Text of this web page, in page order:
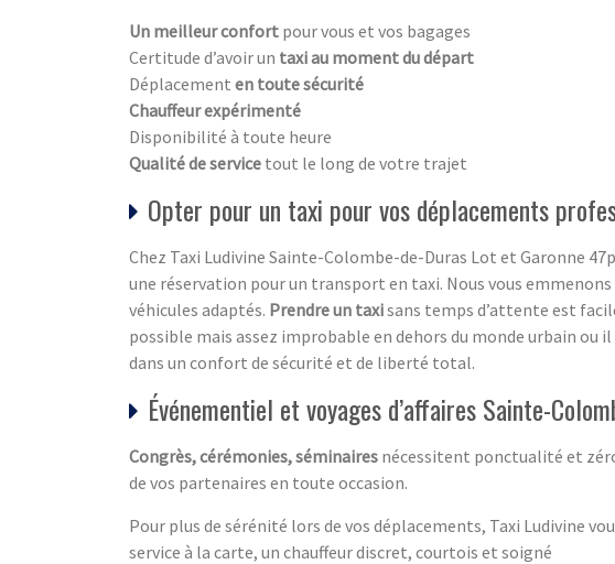
Un meilleur confort pour vous et vos bagages
Certitude d’avoir un taxi au moment du départ
Déplacement en toute sécurité
Chauffeur expérimenté
Disponibilité à toute heure
Qualité de service tout le long de votre trajet
Opter pour un taxi pour vos déplacements
Chez Taxi Ludivine Sainte-Colombe-de-Duras Lot et Garonne
une réservation pour un transport en taxi. Nous vous emmenons
véhicules adaptés. Prendre un taxisans temps d’attente est
possible mais assez improbable en dehors du monde urbain ou
dans un confort de sécurité et de liberté total.
Événementiel et voyages d’affaires Sainte-
Congrès, cérémonies, séminaires nécessitent ponctualité et
de vos partenaires en toute occasion.
Pour plus de sérénité lors de vos déplacements, Taxi Ludivine
service à la carte, un chauffeur discret, courtois et soigné